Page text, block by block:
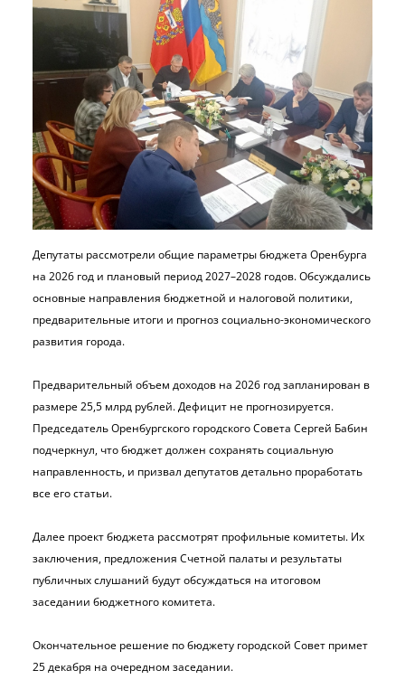
Депутаты рассмотрели общие параметры бюджета Оренбурга
на 2026 год и плановый период 2027–2028 годов. Обсуждались
основные направления бюджетной и налоговой политики,
предварительные итоги и прогноз социально-экономического
развития города.
Предварительный объем доходов на 2026 год запланирован в
размере 25,5 млрд рублей. Дефицит не прогнозируется.
Председатель Оренбургского городского Совета Сергей Бабин
подчеркнул, что бюджет должен сохранять социальную
направленность, и призвал депутатов детально проработать
все его статьи.
Далее проект бюджета рассмотрят профильные комитеты. Их
заключения, предложения Счетной палаты и результаты
публичных слушаний будут обсуждаться на итоговом
заседании бюджетного комитета.
Окончательное решение по бюджету городской Совет примет
25 декабря на очередном заседании.